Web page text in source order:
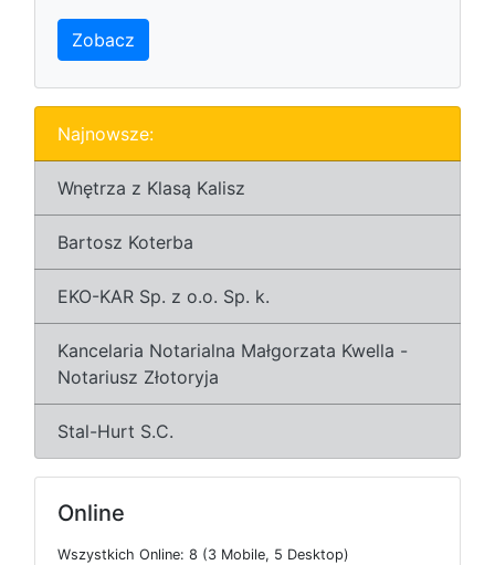
Zobacz
Najnowsze:
Wnętrza z Klasą Kalisz
Bartosz Koterba
EKO-KAR Sp. z o.o. Sp. k.
Kancelaria Notarialna Małgorzata Kwella -
Notariusz Złotoryja
Stal-Hurt S.C.
Online
Wszystkich Online: 8 (3 Mobile, 5 Desktop)